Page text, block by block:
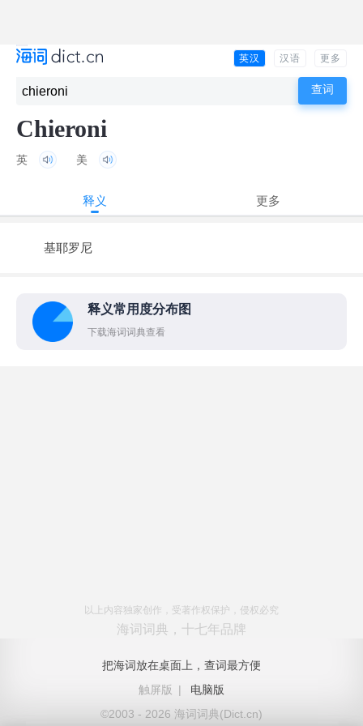
英汉 汉语 更多
Chieroni
英 美
释义 更多
基耶罗尼
释义常用度分布图
下载海词词典查看
以上内容独家创作，受著作权保护，侵权必究
海词词典，十七年品牌
把海词放在桌面上，查词最方便
触屏版
|
电脑版
©2003 - 2026 海词词典(Dict.cn)